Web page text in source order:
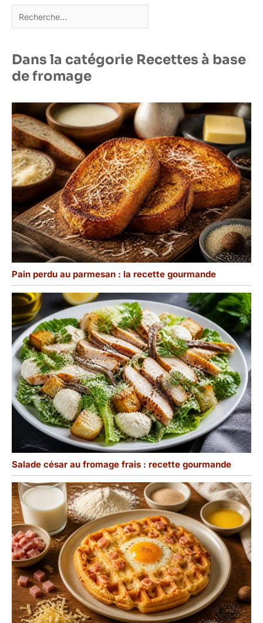
vie, il est recommandé de
séché afin de le garder
difficultés, n'hésitez pas
à nous contacter. Nous
vous répondrons dans
les 24 heures.
Rechercher
Dans la catégorie Recettes à base
de fromage
Pain perdu au parmesan : la recette gourmande
Salade césar au fromage frais : recette gourmande